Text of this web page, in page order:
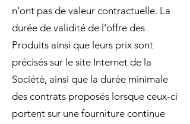
n’ont pas de valeur contractuelle. La
durée de validité de l’offre des
Produits ainsi que leurs prix sont
précisés sur le site Internet de la
Société, ainsi que la durée minimale
des contrats proposés lorsque ceux-ci
portent sur une fourniture continue